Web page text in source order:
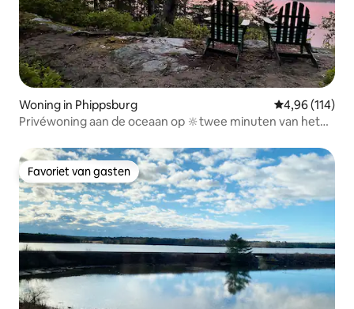
Woning in Phippsburg Gemiddelde
4,96 (114)
Privéwoning aan de oceaan op 🔆twee minuten van het
Favoriet van gasten
Favoriet van gasten